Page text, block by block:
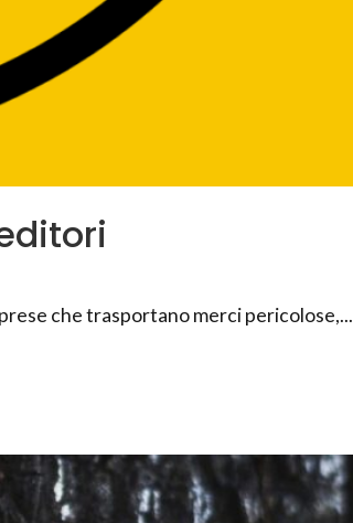
che trasportano merci pericolose,...